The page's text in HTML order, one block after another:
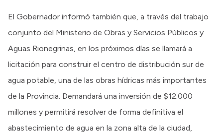
El Gobernador informó también que, a través del trabajo
conjunto del Ministerio de Obras y Servicios Públicos y
Aguas Rionegrinas, en los próximos días se llamará a
licitación para construir el centro de distribución sur de
agua potable, una de las obras hídricas más importantes
de la Provincia. Demandará una inversión de $12.000
millones y permitirá resolver de forma definitiva el
abastecimiento de agua en la zona alta de la ciudad,